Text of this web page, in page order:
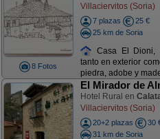
8 Fotos
Villaciervitos (Soria)
7 plazas
25 €
25 km de Soria
Casa El Dioni,
tanto en exterior
piedra, adobe y
El Mirador de
Hotel Rural en
Villaciervitos (Soria)
20+2 plazas
30
31 km de Soria